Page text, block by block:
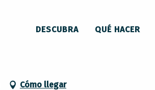
DESCUBRA QUÉ HACER
Cómo llegar